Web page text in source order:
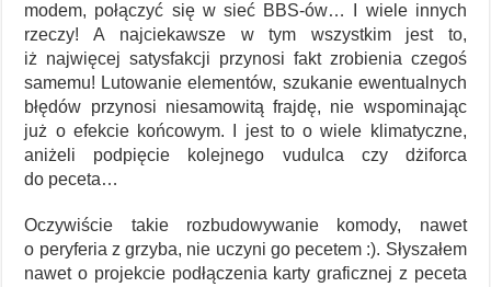
modem, połączyć się w sieć BBS-ów… I wiele innych
rzeczy! A najciekawsze w tym wszystkim jest to,
iż najwięcej satysfakcji przynosi fakt zrobienia czegoś
samemu! Lutowanie elementów, szukanie ewentualnych
błędów przynosi niesamowitą frajdę, nie wspominając
już o efekcie końcowym. I jest to o wiele klimatyczne,
aniżeli podpięcie kolejnego vudulca czy dżiforca
do peceta…
Oczywiście takie rozbudowywanie komody, nawet
o peryferia z grzyba, nie uczyni go pecetem :). Słyszałem
nawet o projekcie podłączenia karty graficznej z peceta